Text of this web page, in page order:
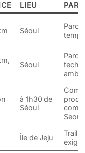
LIEU
Séoul
Séoul
à 1h30 de
Séoul
Île de Jeju
Trail